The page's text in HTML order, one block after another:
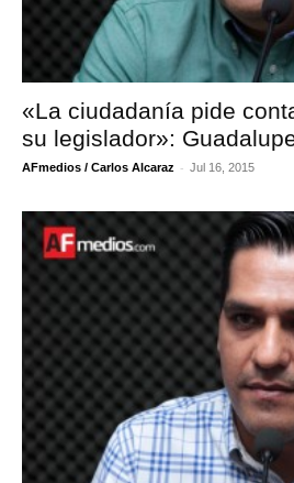
«La ciudadanía pide
su legislador»:
AFmedios / Carlos Alcaraz - Jul 16, 2015